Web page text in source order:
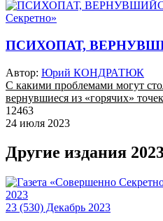
ПСИХОПАТ,
Автор: Юрий КОНДРАТЮК
С какими проблемами могут
вернувшиеся из «горячих» точек
12463
24 июля 2023
Другие издания
23 (530) Декабрь 2023